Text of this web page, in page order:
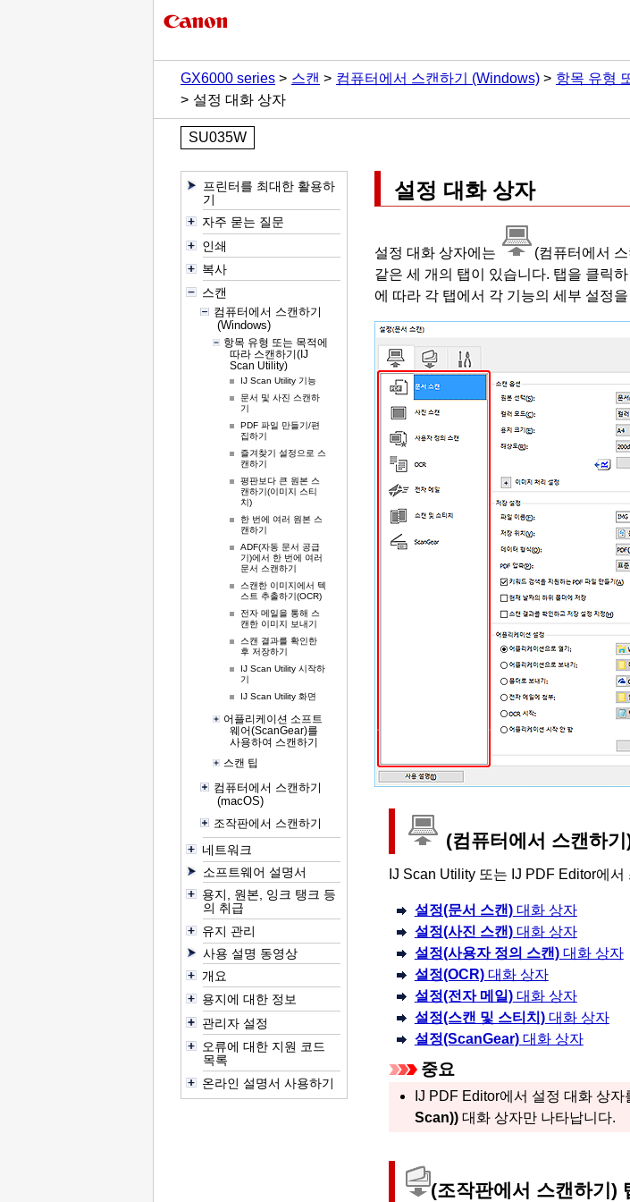
GX6000 series
스캔 컴퓨터에서 스캔하기 (Windows) 항목 유형
설정 대화 상자
SU035W
프린터를 최대한 활용하
기
자주 묻는 질문
인쇄
복사
스캔
컴퓨터에서 스캔하기
(Windows)
항목 유형 또는 목적에
따라 스캔하기(IJ
Scan Utility)
IJ Scan Utility 기능
문서 및 사진 스캔하
기
PDF 파일 만들기/편
집하기
즐겨찾기 설정으로 스
캔하기
평판보다 큰 원본 스
캔하기(이미지 스티
치)
한 번에 여러 원본 스
캔하기
ADF(자동 문서 공급
기)에서 한 번에 여러
문서 스캔하기
스캔한 이미지에서 텍
스트 추출하기(OCR)
전자 메일을 통해 스
캔한 이미지 보내기
스캔 결과를 확인한
후 저장하기
IJ Scan Utility 시작하
기
IJ Scan Utility 화면
어플리케이션 소프트
웨어(ScanGear)를
사용하여 스캔하기
스캔 팁
컴퓨터에서 스캔하기
(macOS)
조작판에서 스캔하기
네트워크
소프트웨어 설명서
용지, 원본, 잉크 탱크 등
의 취급
유지 관리
사용 설명 동영상
개요
용지에 대한 정보
관리자 설정
오류에 대한 지원 코드
목록
온라인 설명서 사용하기
설정 대화 상자
설정 대화 상자에는 (컴퓨터에서
같은 세 개의 탭이 있습니다. 탭을 클릭
에 따라 각 탭에서 각 기능의 세부 설정
(컴퓨터에서 스캔하기
IJ Scan Utility 또는 IJ PDF Editor에서
설정(문서 스캔)대화 상자
설정(사진 스캔)대화 상자
설정(사용자 정의 스캔)대화 상자
설정(OCR)대화 상자
설정(전자 메일)대화 상자
설정(스캔 및 스티치)대화 상자
설정(ScanGear)대화 상자
중요
IJ PDF Editor에서 설정 대화 상자
Scan))대화 상자만 나타납니다.
(조작판에서 스캔하기)